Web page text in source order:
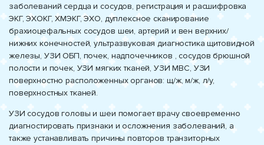
заболеваний сердца и сосудов, регистрация и расшифровка
ЭКГ, ЭХОКГ, ХМЭКГ, ЭХО, дуплексное сканирование
брахиоцефальных сосудов шеи, артерий и вен верхних/
нижних конечностей, ультразвуковая диагностика щитовидной
железы, УЗИ ОБП, почек, надпочечников , сосудов брюшной
полости и почек, УЗИ мягких тканей, УЗИ МВС, УЗИ
поверхностно расположенных органов: щ/ж, м/ж, л/у,
поверхностных тканей.
УЗИ сосудов головы и шеи помогает врачу своевременно
диагностировать признаки и осложнения заболеваний, а
также устанавливать причины повторов транзиторных